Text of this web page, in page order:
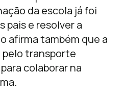
da escola já foi
pais e resolver a
afirma também que a
pelo transporte
colaborar na